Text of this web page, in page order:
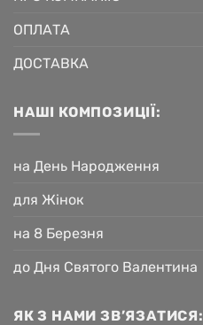
ОПЛАТА
ДОСТАВКА
НАШІ КОМПОЗИЦІЇ:
на День Народження
для Жінок
на 8 Березня
до Дня Святого Валентина
ЯК З НАМИ ЗВ’ЯЗАТИСЯ: